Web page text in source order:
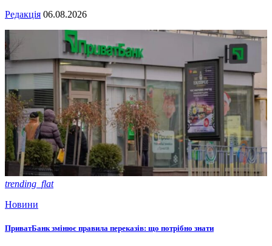
Редакція 06.08.2026
trending_flat
Новини
ПриватБанк змінює правила переказів: що потрібно знати